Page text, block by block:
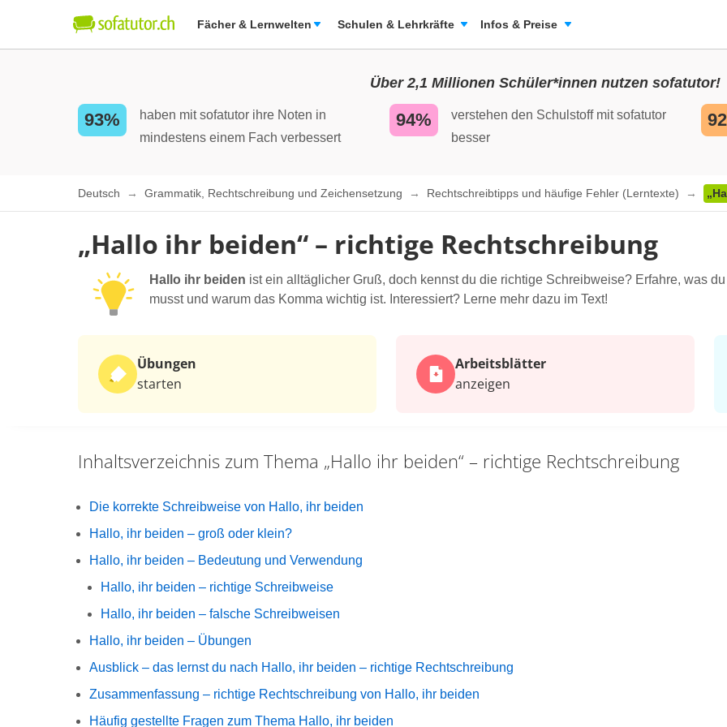
Fächer & Lernwelten Schulen & Lehrkräfte Infos & Preise
Über 2,1 Millionen Schüler*innen nutzen sofatutor!
93%
haben mit sofatutor ihre Noten in
mindestens einem Fach verbessert
94%
verstehen den Schulstoff mit sofatutor
besser
Deutsch Grammatik, Rechtschreibung und Zeichensetzung Rechtschreibtipps und häufige Fehler (Lerntexte)
„Hallo ihr beiden“ – richtige Rechtschreibung
Hallo ihr beiden ist ein alltäglicher Gruß, doch kennst du die richtige Schreibweise? Erfahre, was
musst und warum das Komma wichtig ist. Interessiert? Lerne mehr dazu im Text!
Übungen
starten
Arbeits­blätter
anzeigen
Inhaltsverzeichnis zum Thema „Hallo ihr beiden“ – richtige Rechtschreibung
Die korrekte Schreibweise von Hallo, ihr beiden
Hallo, ihr beiden – groß oder klein?
Hallo, ihr beiden – Bedeutung und Verwendung
Hallo, ihr beiden – richtige Schreibweise
Hallo, ihr beiden – falsche Schreibweisen
Hallo, ihr beiden – Übungen
Ausblick – das lernst du nach Hallo, ihr beiden – richtige Rechtschreibung
Zusammenfassung – richtige Rechtschreibung von Hallo, ihr beiden
Häufig gestellte Fragen zum Thema Hallo, ihr beiden